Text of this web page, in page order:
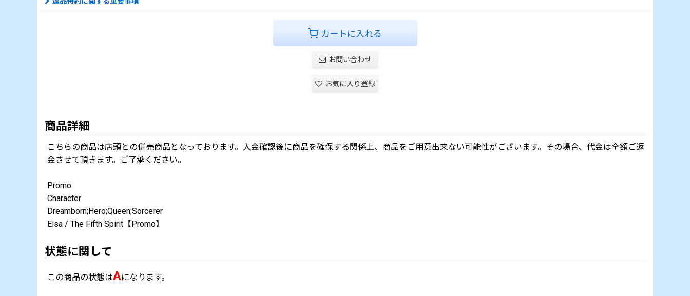
カートに入れる
お問い合わせ
お気に入り登録
商品詳細
こちらの商品は店頭との併売商品となっております。入金確認後に商品を確保する関係上、商品をご用意出来ない可能性がございます。その場合、代金は全額ご返
金させて頂きます。ご了承ください。
Promo
Character
Dreamborn;Hero;Queen;Sorcerer
Elsa / The Fifth Spirit【Promo】
状態に関して
この商品の状態はAになります。